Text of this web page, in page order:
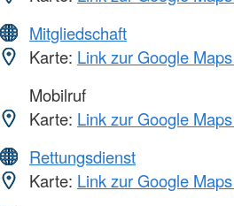
Mitgliedschaft
Karte: Link zur Google
Mobilruf
Karte: Link zur Google
Rettungsdienst
Karte: Link zur Google